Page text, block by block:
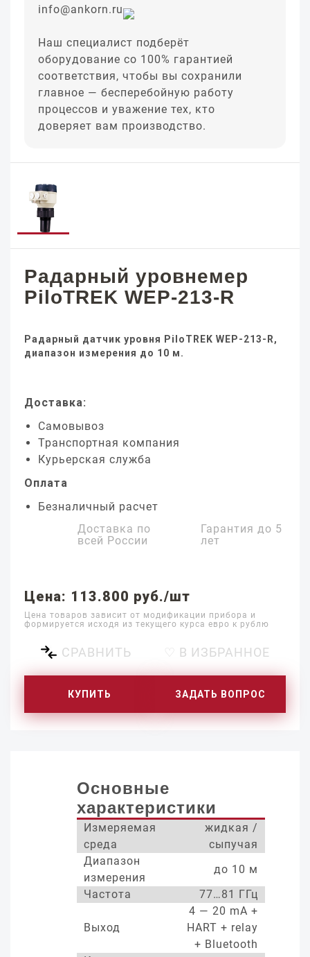
info@ankorn.ru
Наш специалист подберёт
оборудование со 100% гарантией
соответствия, чтобы вы сохранили
главное — бесперебойную работу
процессов и уважение тех, кто
доверяет вам производство.
Радарный уровнемер
PiloTREK WEP-213-R
Радарный датчик уровня PiloTREK WEP-213-R,
диапазон измерения до 10 м.
Доставка:
Самовывоз
Транспортная компания
Курьерская служба
Оплата
Безналичный расчет
Доставка по
всей России
Гарантия до 5
лет
Цена: 113.800 руб./шт
Цена товаров зависит от модификации прибора и
формируется исходя из текущего курса евро к рублю
СРАВНИТЬ ♡ В ИЗБРАННОЕ
КУПИТЬ ЗАДАТЬ ВОПРОС
Основные
характеристики
Измеряемая
среда
жидкая /
сыпучая
Диапазон
измерения
до 10 м
Частота
77…81 ГГц
Выход
4 — 20 mA +
HART + relay
+ Bluetooth